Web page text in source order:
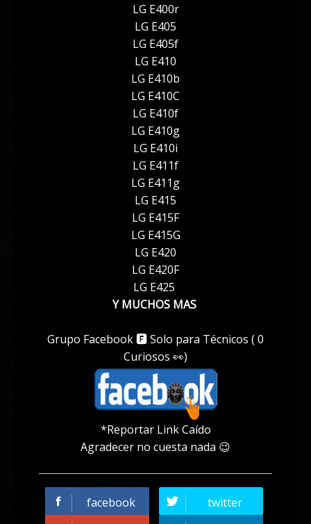
LG E400r
LG E405
LG E405f
LG E410
LG E410b
LG E410C
LG E410f
LG E410g
LG E410i
LG E411f
LG E411g
LG E415
LG E415F
LG E415G
LG E420
LG E420F
LG E425
Y MUCHOS MAS
Grupo Facebook 🅵 Solo para Técnicos ( 0
Curiosos 👀)
*Reportar Link Caído
Agradecer no cuesta nada 😉
facebook
twitter